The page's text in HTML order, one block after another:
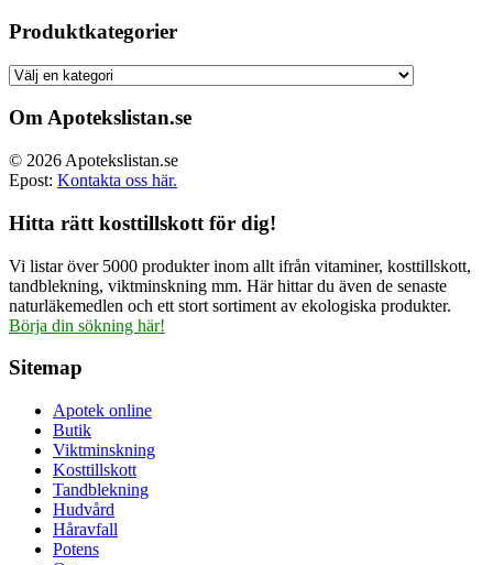
priset
499.00 kr.
priset
är:
374.00 kr.
Produktkategorier
Om Apotekslistan.se
© 2026 Apotekslistan.se
Epost: Kontakta oss här.
Hitta rätt kosttillskott för dig!
Vi listar över 5000 produkter inom allt ifrån vitaminer, kosttillskott,
tandblekning, viktminskning mm. Här hittar du även de senaste
naturläkemedlen och ett stort sortiment av ekologiska produkter.
Börja din sökning här!
Sitemap
Apotek online
Butik
Viktminskning
Kosttillskott
Tandblekning
Hudvård
Håravfall
Potens